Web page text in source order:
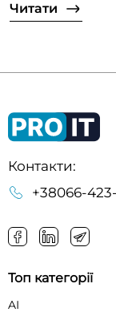
Читати
Контакти:
+38066-
Топ категорії
AI